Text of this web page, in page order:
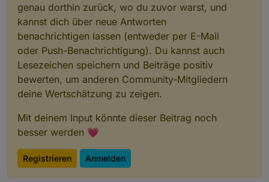
genau dorthin zurück, wo du zuvor warst, und
kannst dich über neue Antworten
benachrichtigen lassen (entweder per E-Mail
oder Push-Benachrichtigung). Du kannst auch
Lesezeichen speichern und Beiträge positiv
bewerten, um anderen Community-Mitgliedern
deine Wertschätzung zu zeigen.
Mit deinem Input könnte dieser Beitrag noch
besser werden 💗
Registrieren Anmelden